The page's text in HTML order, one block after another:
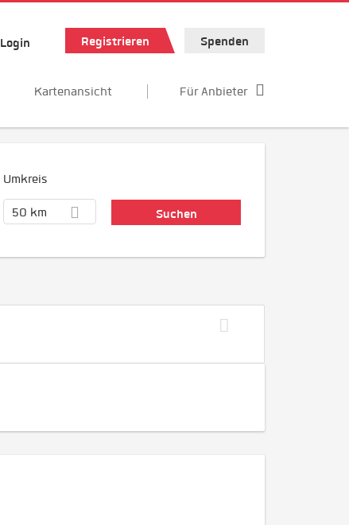
Login Registrieren Spenden
Kartenansicht Für Anbieter
Umkreis
50 km